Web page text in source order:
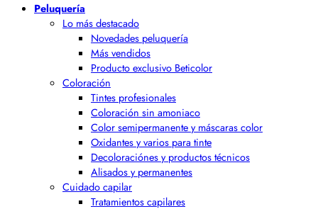
Peluquería
Lo más destacado
Novedades peluquería
Más vendidos
Producto exclusivo Beticolor
Coloración
Tintes profesionales
Coloración sin amoniaco
Color semipermanente y máscaras color
Oxidantes y varios para tinte
Decoloraciónes y productos técnicos
Alisados y permanentes
Cuidado capilar
Tratamientos capilares